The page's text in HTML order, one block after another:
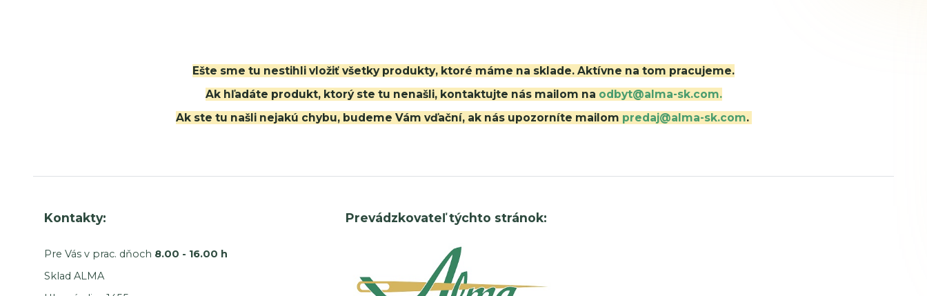
Ešte sme tu nestihli vložiť všetky produkty, ktoré máme na sklade. Aktívne na tom pracujeme.
Ak hľadáte produkt, ktorý ste tu nenašli, kontaktujte nás mailom na odbyt@alma-sk.com.
Ak ste tu našli nejakú chybu, budeme Vám vďační, ak nás upozorníte mailom predaj@alma-sk.com.
Kontakty:
Pre Vás v prac. dňoch 8.00 - 16.00 h
Sklad ALMA
Prevádzkovateľ týchto stránok: